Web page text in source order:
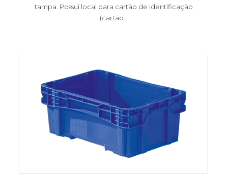
tampa. Possui local para cartão de identificação
(cartão…